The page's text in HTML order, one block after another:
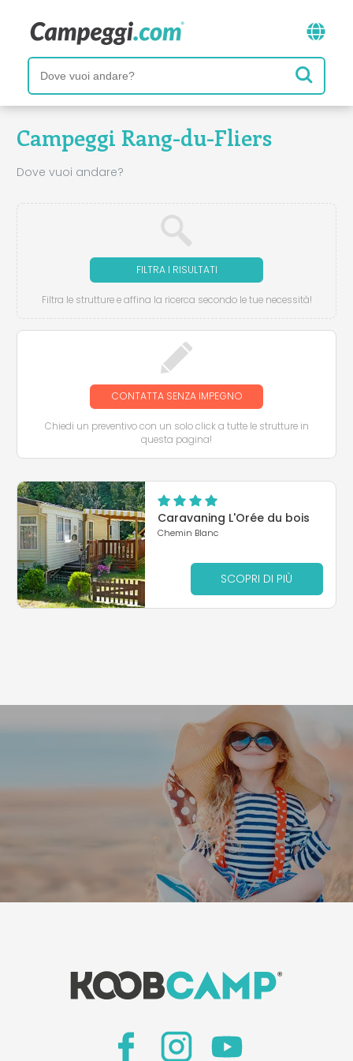
Campeggi Rang-du-Fliers
Dove vuoi andare?
FILTRA I RISULTATI
Filtra le strutture e affina la ricerca secondo le tue necessità!
CONTATTA SENZA IMPEGNO
Chiedi un preventivo con un solo click a tutte le strutture in
questa pagina!
Caravaning L'Orée du bois
Chemin Blanc
SCOPRI DI PIÙ